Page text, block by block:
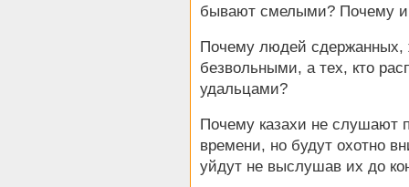
бывают смелыми? Почему
Почему людей
безвольными, а тех, кто
удальцами?
Почему казахи не слушают
времени, но будут охотно
уйдут не выслушав их до